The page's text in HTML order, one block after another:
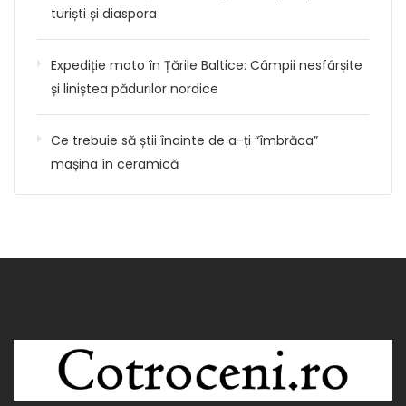
turiști și diaspora
Expediție moto în Țările Baltice: Câmpii nesfârșite
și liniștea pădurilor nordice
Ce trebuie să știi înainte de a-ți “îmbrăca”
mașina în ceramică